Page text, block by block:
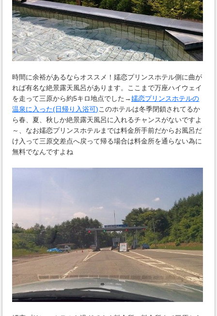
時間に余裕があるならオススメ！嬬恋プリンスホテル側に曲が
れば有名な絶景露天風呂があります。ここまで万座ハイウェイ
を走って三原から約5キロ地点でした→嬬恋プリンスホテルの
温泉に入った(日帰り入浴可)このホテルは冬季閉鎖されてるか
ら春、夏、秋しか絶景露天風呂に入れるチャンスがないですよ
～、なお嬬恋プリンスホテルまでは料金所手前だからお風呂だ
け入って三原交差点へ戻って帰る場合は料金所を通らない為に
無料でなんですよね